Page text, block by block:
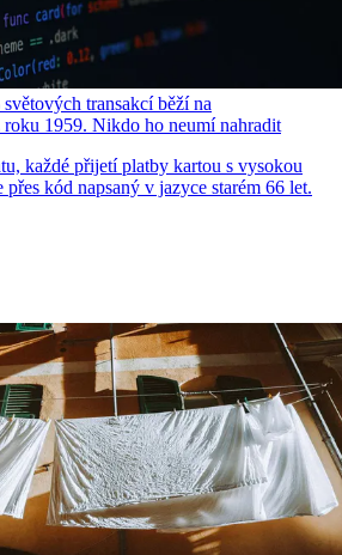
transakcí běží na
1959. Nikdo ho neumí nahradit
každé přijetí platby kartou s vysokou
kód napsaný v jazyce starém 66 let.